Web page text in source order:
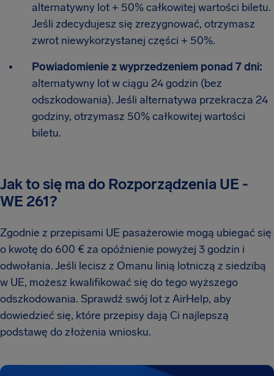
alternatywny lot + 50% całkowitej wartości biletu.
Jeśli zdecydujesz się zrezygnować, otrzymasz
zwrot niewykorzystanej części + 50%.
Powiadomienie z wyprzedzeniem ponad 7 dni:
alternatywny lot w ciągu 24 godzin (bez
odszkodowania). Jeśli alternatywa przekracza 24
godziny, otrzymasz 50% całkowitej wartości
biletu.
Jak to się ma do Rozporządzenia UE -
WE 261?
Zgodnie z przepisami UE pasażerowie mogą ubiegać się
o kwotę do 600 € za opóźnienie powyżej 3 godzin i
odwołania. Jeśli lecisz z Omanu linią lotniczą z siedzibą
w UE, możesz kwalifikować się do tego wyższego
odszkodowania. Sprawdź swój lot z AirHelp, aby
dowiedzieć się, które przepisy dają Ci najlepszą
podstawę do złożenia wniosku.